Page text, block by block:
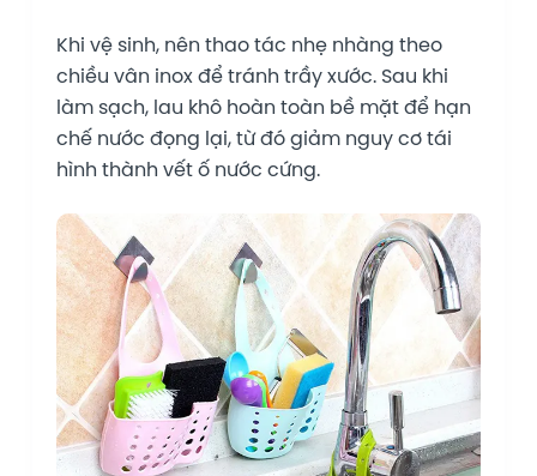
Khi vệ sinh, nên thao tác nhẹ nhàng theo
chiều vân inox để tránh trầy xước. Sau khi
làm sạch, lau khô hoàn toàn bề mặt để hạn
chế nước đọng lại, từ đó giảm nguy cơ tái
hình thành vết ố nước cứng.